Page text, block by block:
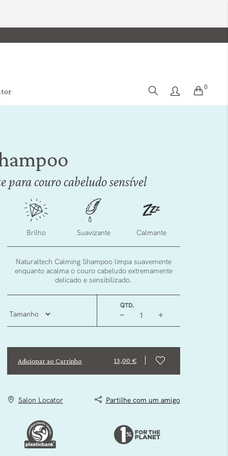
Cart
0
para couro cabeludo sensível
Brilho Suavizante Calmante
Naturaltech Calming Shampoo limpa suavemente
enquanto acalma o couro cabeludo extremamente
delicado e sensibilizado.
QTD.
Adicionar ao Carrinho 13,00 €
Salon Locator Partilhe com um amigo